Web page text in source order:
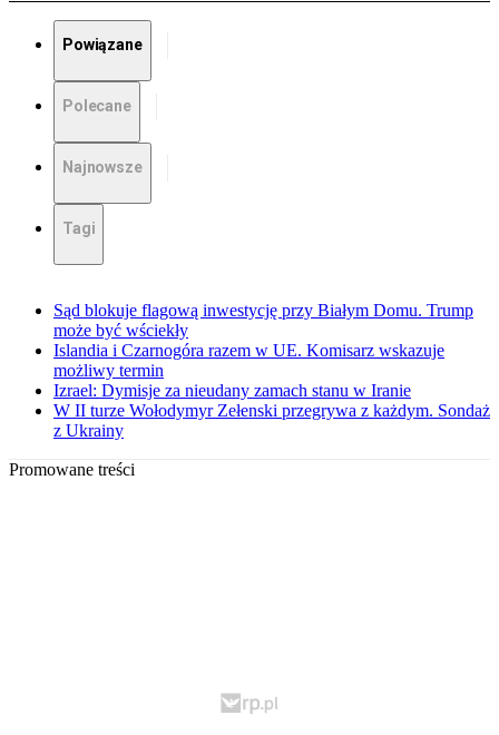
Powiązane
Polecane
Najnowsze
Tagi
Sąd blokuje flagową inwestycję przy Białym Domu. Trump
może być wściekły
Islandia i Czarnogóra razem w UE. Komisarz wskazuje
możliwy termin
Izrael: Dymisje za nieudany zamach stanu w Iranie
W II turze Wołodymyr Zełenski przegrywa z każdym. Sondaż
z Ukrainy
Promowane treści